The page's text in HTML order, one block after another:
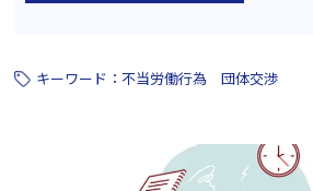
キーワード：不当労働行為 団体交渉